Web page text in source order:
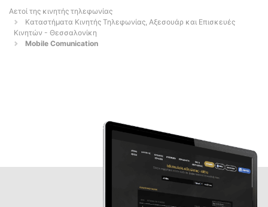
Αετοί της κινητής τηλεφωνίας
Καταστήματα Κινητής Τηλεφωνίας, Αξεσουάρ και Επισκευές
Κινητών - Θεσσαλονίκη
Mobile Comunication